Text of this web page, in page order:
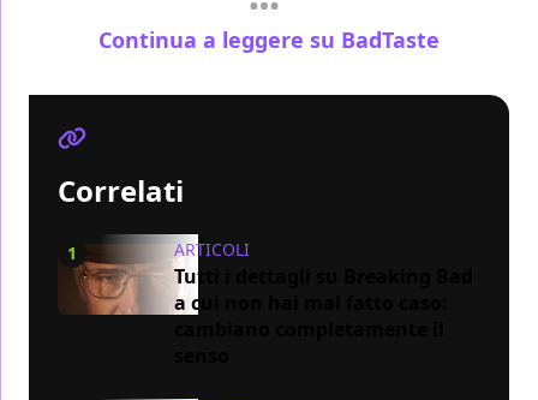
Continua a leggere su BadTaste
Correlati
1 ARTICOLI
Tutti i dettagli su Breaking Bad
a cui non hai mai fatto caso: